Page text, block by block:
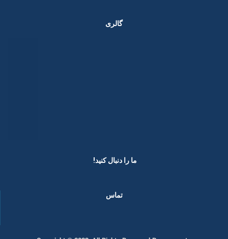
گالری
ما را دنبال کنید! ​
تماس